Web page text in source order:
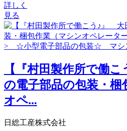
詳しく
見る
【『村田製作所で働
の電子部品の包装・梱
オペ...
日総工産株式会社